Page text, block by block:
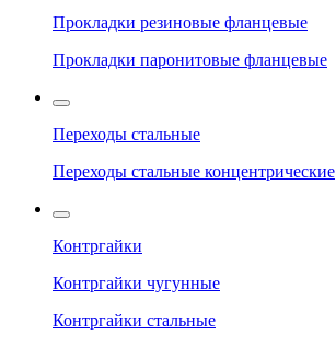
Прокладки резиновые фланцевые
Прокладки паронитовые фланцевые
Переходы стальные
Переходы стальные концентрические
Контргайки
Контргайки чугунные
Контргайки стальные